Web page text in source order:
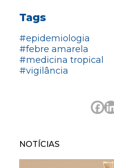
Tags
#epidemiologia
#febre amarela
#medicina tropical
#vigilância
NOTÍCIAS